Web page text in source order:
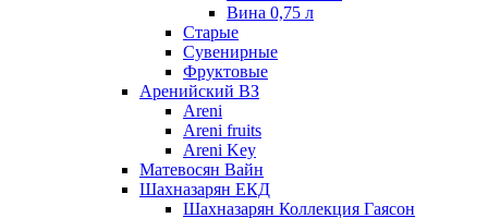
Вина 0,75 л
Старые
Сувенирные
Фруктовые
Аренийский ВЗ
Areni
Areni fruits
Areni Key
Матевосян Вайн
Шахназарян ЕКД
Шахназарян Коллекция Гаясон